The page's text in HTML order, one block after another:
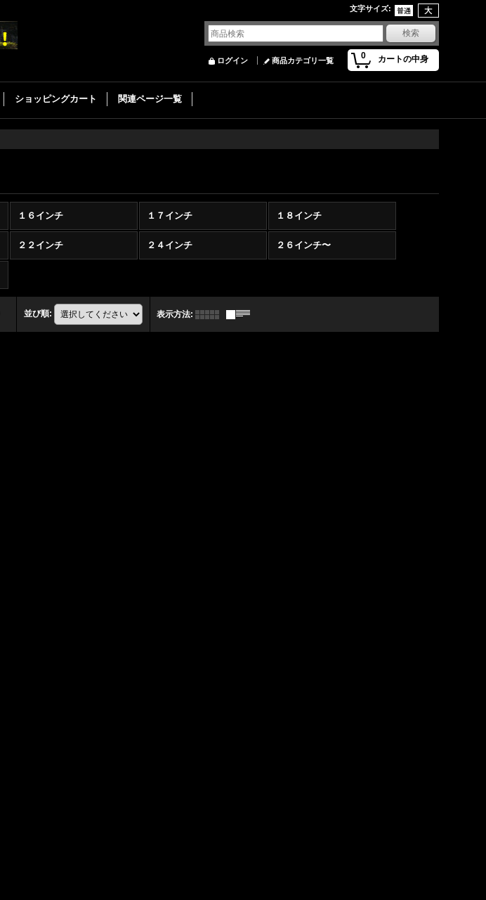
文字サイズ:
0 カートの中身
ログイン 商品カテゴリ一覧
ショッピングカート 関連ページ一覧
１６インチ １７インチ １８インチ
２２インチ ２４インチ ２６インチ〜
並び順: 表示方法: